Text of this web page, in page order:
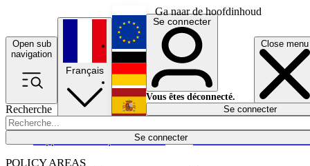
Ga naar de hoofdinhoud
Open sub
navigation
Close menu
Recherche
Se connecter
POLICY AREAS
Économie
Français
English
Deutsch
Español
Se connecter
Vous êtes déconnecté.
Se connecter